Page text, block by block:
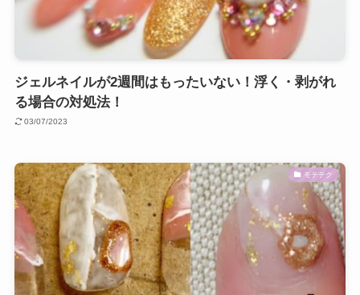
ジェルネイルが2週間はもったいない！浮く・剥がれ
る場合の対処法！
03/07/2023
モテテク